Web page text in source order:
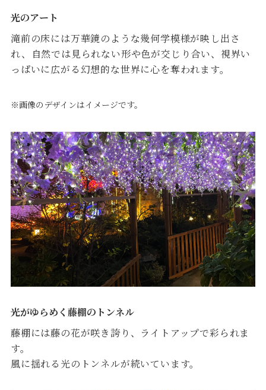
光のアート
滝前の床には万華鏡のような幾何学模様が映し出さ
れ、自然では見られない形や色が交じり合い、視界い
っぱいに広がる幻想的な世界に心を奪われます。
※画像のデザインはイメージです。
光がゆらめく藤棚のトンネル
藤棚には藤の花が咲き誇り、ライトアップで彩られま
す。
風に揺れる光のトンネルが続いています。